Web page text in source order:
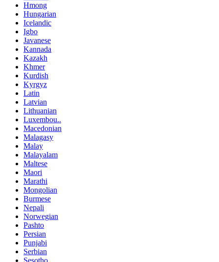
Hmong
Hungarian
Icelandic
Igbo
Javanese
Kannada
Kazakh
Khmer
Kurdish
Kyrgyz
Latin
Latvian
Lithuanian
Luxembou..
Macedonian
Malagasy
Malay
Malayalam
Maltese
Maori
Marathi
Mongolian
Burmese
Nepali
Norwegian
Pashto
Persian
Punjabi
Serbian
Sesotho